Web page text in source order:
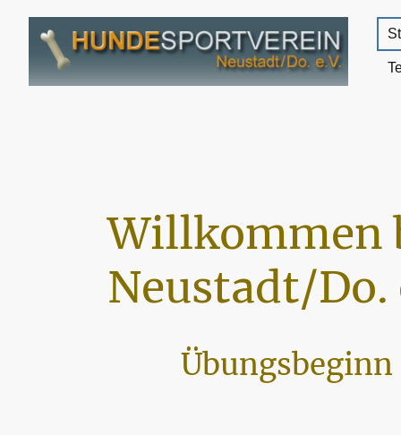
Willkommen
Neustadt/Do.
Übungsbeginn